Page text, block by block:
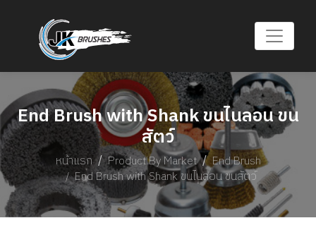
End Brush with Shank ขนไนลอน ขน
สัตว์
หน้าแรก Product By Market
End Brush
End Brush with Shank ขนไนลอน ขนสัตว์